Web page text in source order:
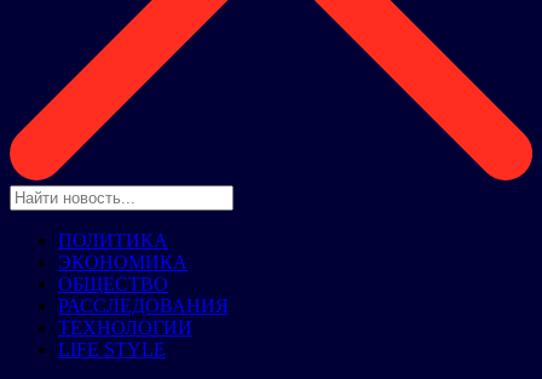
ПОЛИТИКА
ЭКОНОМИКА
ОБЩЕСТВО
РАССЛЕДОВАНИЯ
ТЕХНОЛОГИИ
LIFE STYLE